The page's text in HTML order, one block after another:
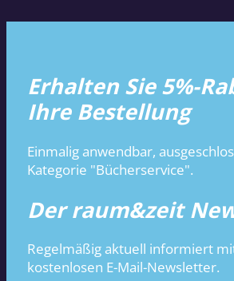
Erhalten Sie 5%-
Ihre Bestellung
Einmalig anwendbar,
Kategorie "Bücherservice".
Der raum&zeit
Regelmäßig aktuell informiert
kostenlosen E-Mail-Newsletter.